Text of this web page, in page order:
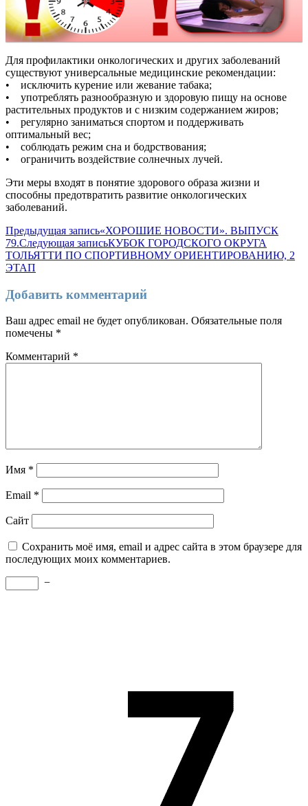
Для профилактики онкологических и других заболеваний
существуют универсальные медицинские рекомендации:
• исключить курение или жевание табака;
• употреблять разнообразную и здоровую пищу на основе
растительных продуктов и с низким содержанием жиров;
• регулярно заниматься спортом и поддерживать
оптимальный вес;
• соблюдать режим сна и бодрствования;
• ограничить воздействие солнечных лучей.
Эти меры входят в понятие здорового образа жизни и
способны предотвратить развитие онкологических
заболеваний.
Навигация
по
записям
Предыдущая запись«ХОРОШИЕ НОВОСТИ». ВЫПУСК
79.Следующая записьКУБОК ГОРОДСКОГО ОКРУГА
ТОЛЬЯТТИ ПО СПОРТИВНОМУ ОРИЕНТИРОВАНИЮ, 2
ЭТАП
Добавить комментарий
Ваш адрес email не будет опубликован. Обязательные поля
помечены *
Комментарий *
Имя *
Email *
Сайт
Сохранить моё имя, email и адрес сайта в этом браузере для
последующих моих комментариев.
−